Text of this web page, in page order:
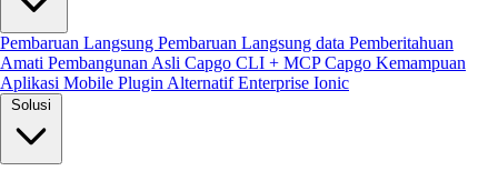
Pembaruan Langsung Pembaruan Langsung data Pemberitahuan
Amati Pembangunan Asli Capgo CLI + MCPCapgo Kemampuan
Aplikasi Mobile Plugin Alternatif Enterprise Ionic
Solusi